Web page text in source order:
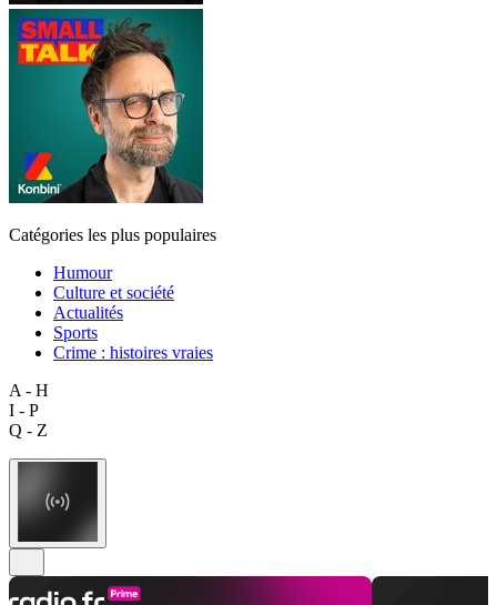
Catégories les plus populaires
Humour
Culture et société
Actualités
Sports
Crime : histoires vraies
A - H
I - P
Q - Z